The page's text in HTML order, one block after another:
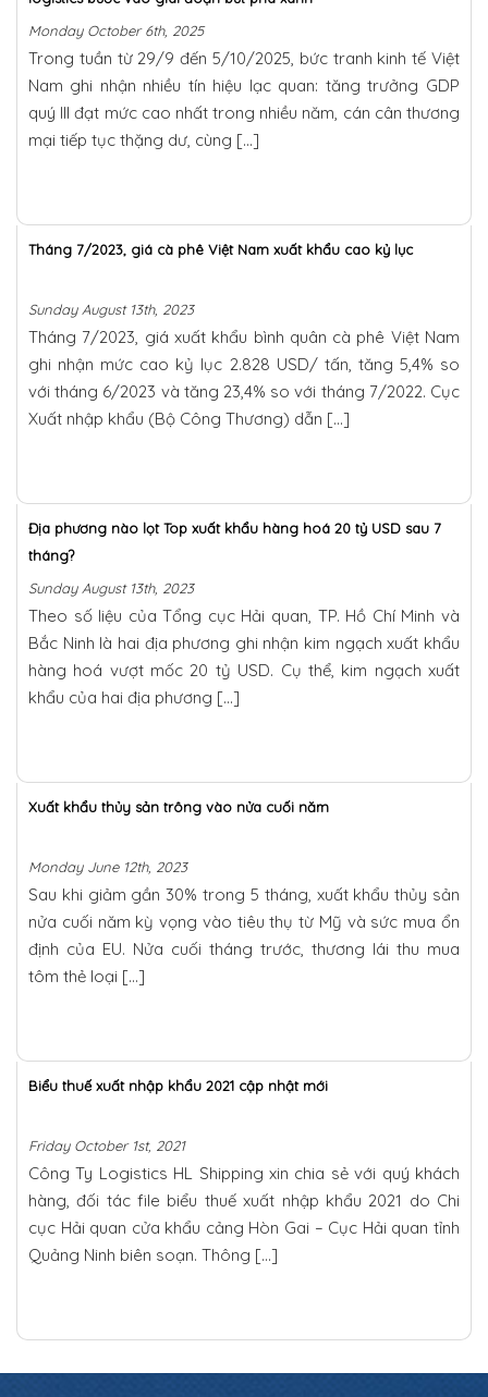
Monday October 6th, 2025
Trong tuần từ 29/9 đến 5/10/2025, bức tranh kinh tế Việt
Nam ghi nhận nhiều tín hiệu lạc quan: tăng trưởng GDP
quý III đạt mức cao nhất trong nhiều năm, cán cân thương
mại tiếp tục thặng dư, cùng […]
Tháng 7/2023, giá cà phê Việt Nam xuất khẩu cao kỷ lục
Sunday August 13th, 2023
Tháng 7/2023, giá xuất khẩu bình quân cà phê Việt Nam
ghi nhận mức cao kỷ lục 2.828 USD/ tấn, tăng 5,4% so
với tháng 6/2023 và tăng 23,4% so với tháng 7/2022. Cục
Xuất nhập khẩu (Bộ Công Thương) dẫn […]
Địa phương nào lọt Top xuất khẩu hàng hoá 20 tỷ USD sau 7
tháng?
Sunday August 13th, 2023
Theo số liệu của Tổng cục Hải quan, TP. Hồ Chí Minh và
Bắc Ninh là hai địa phương ghi nhận kim ngạch xuất khẩu
hàng hoá vượt mốc 20 tỷ USD. Cụ thể, kim ngạch xuất
khẩu của hai địa phương […]
Xuất khẩu thủy sản trông vào nửa cuối năm
Monday June 12th, 2023
Sau khi giảm gần 30% trong 5 tháng, xuất khẩu thủy sản
nửa cuối năm kỳ vọng vào tiêu thụ từ Mỹ và sức mua ổn
định của EU. Nửa cuối tháng trước, thương lái thu mua
tôm thẻ loại […]
Biểu thuế xuất nhập khẩu 2021 cập nhật mới
Friday October 1st, 2021
Công Ty Logistics HL Shipping xin chia sẻ với quý khách
hàng, đối tác file biểu thuế xuất nhập khẩu 2021 do Chi
cục Hải quan cửa khẩu cảng Hòn Gai – Cục Hải quan tỉnh
Quảng Ninh biên soạn. Thông […]